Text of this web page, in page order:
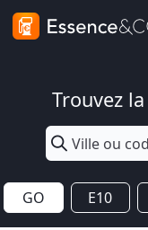
Trouvez
GO E10